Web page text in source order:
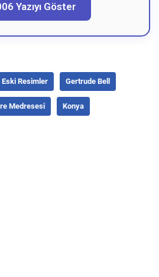
Yazıyı Göster
Eski Resimler Gertrude Bell
Medresesi Konya